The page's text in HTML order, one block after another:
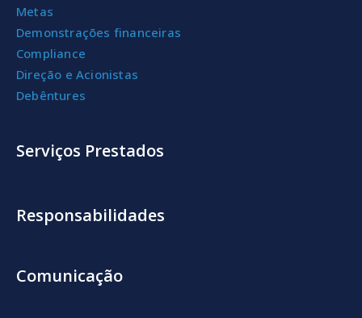
Metas
Demonstrações financeiras
Compliance
Direção e Acionistas
Debêntures
Serviços Prestados
Responsabilidades
Comunicação